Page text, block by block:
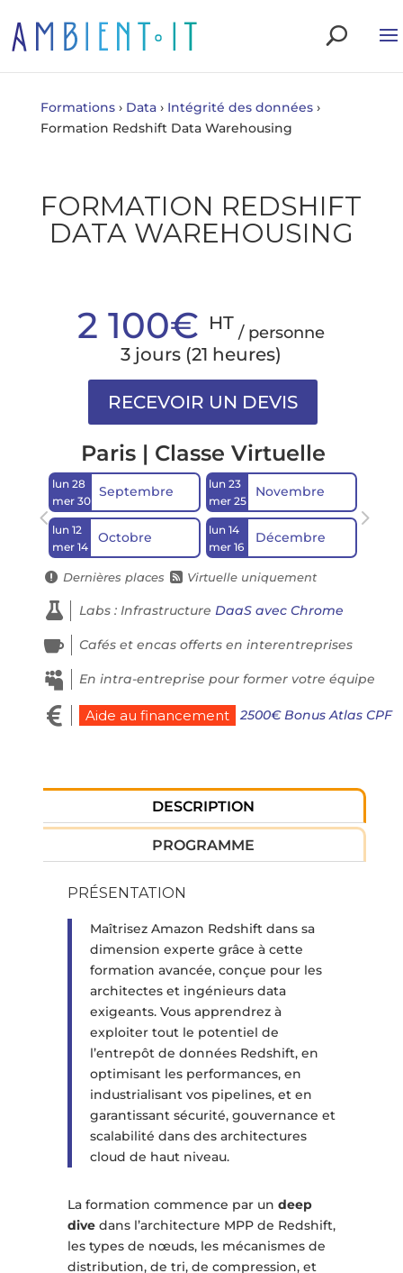
Formations › Data › Intégrité des données ›
Formation Redshift Data Warehousing
FORMATION REDSHIFT
DATA WAREHOUSING
2 100€ HT / personne
3 jours (21 heures)
Paris | Classe Virtuelle
lun 28
mer 30
Septembre
lun 12
mer 14
Octobre
lun 23
mer 25
Novembre
lun 14
mer 16
Décembre
 Dernières places  Virtuelle uniquement
 Labs : Infrastructure DaaS avec Chrome
 Cafés et encas offerts en interentreprises
 En intra-entreprise pour former votre équipe
 Aide au financement 2500€ Bonus Atlas CPF
DESCRIPTION
PROGRAMME
PRÉSENTATION
Maîtrisez Amazon Redshift dans sa
dimension experte grâce à cette
formation avancée, conçue pour les
architectes et ingénieurs data
exigeants. Vous apprendrez à
exploiter tout le potentiel de
l’entrepôt de données Redshift, en
optimisant les performances, en
industrialisant vos pipelines, et en
garantissant sécurité, gouvernance et
scalabilité dans des architectures
cloud de haut niveau.
La formation commence par un deep
divedans l’architecture MPP de Redshift,
les types de nœuds, les mécanismes de
distribution, de tri, de compression, et